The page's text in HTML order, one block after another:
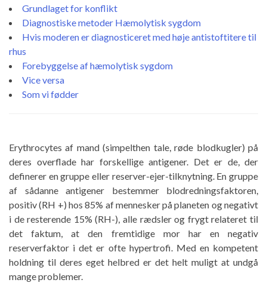
Grundlaget for konflikt
Diagnostiske metoder Hæmolytisk sygdom
Hvis moderen er diagnosticeret med høje antistoftitere til
rhus
Forebyggelse af hæmolytisk sygdom
Vice versa
Som vi fødder
Erythrocytes af mand (simpelthen tale, røde blodkugler) på
deres overflade har forskellige antigener. Det er de, der
definerer en gruppe eller reserver-ejer-tilknytning. En gruppe
af sådanne antigener bestemmer blodredningsfaktoren,
positiv (RH +) hos 85% af mennesker på planeten og negativt
i de resterende 15% (RH-), alle rædsler og frygt relateret til
det faktum, at den fremtidige mor har en negativ
reserverfaktor i det er ofte hypertrofi. Med en kompetent
holdning til deres eget helbred er det helt muligt at undgå
mange problemer.